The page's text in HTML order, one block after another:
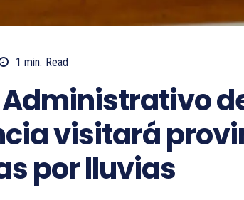
1 min. Read
visitará
por lluvias